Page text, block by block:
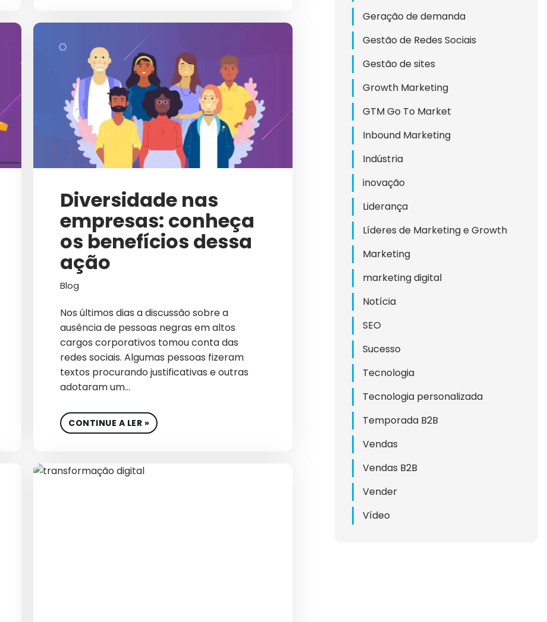
DESTAQUE
E-COMMERCE DE COSMÉTICOS
EBOOK
EDUCAÇÃO
EMPREENDEDOR
EMPREENDER
EMPRESA
EQUIPE
ESG
ESTRATÉGIA DIGITAL
Diversidade nas
empresas: conheça
os benefícios dessa
ação
Blog
Nos últimos dias a discussão sobre a
ausência de pessoas negras em altos
cargos corporativos tomou conta das
redes sociais. Algumas pessoas fizeram
textos procurando justificativas e outras
adotaram um…
CONTINUE A LER »
Geração de demanda
Gestão de Redes Sociais
Gestão de sites
Growth Marketing
GTM Go To Market
Inbound Marketing
Indústria
inovação
Liderança
Líderes de Marketing e Growth
Marketing
marketing digital
Notícia
SEO
Sucesso
Tecnologia
Tecnologia personalizada
Temporada B2B
Vendas
Vendas B2B
Vender
Vídeo